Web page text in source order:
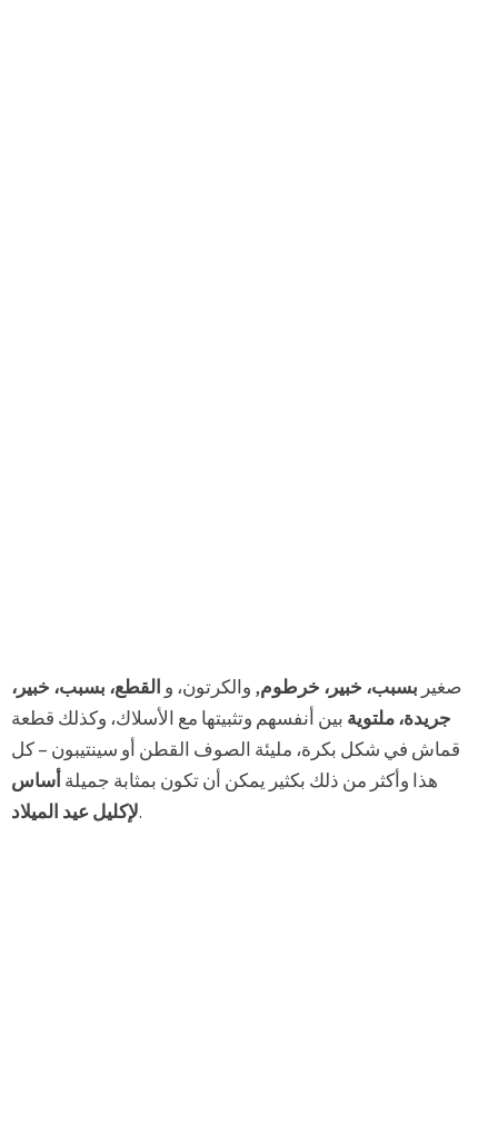
صغير بسبب، خبير، خرطوم, والكرتون، و القطع، بسبب، خبير،
جريدة، ملتوية بين أنفسهم وتثبيتها مع الأسلاك، وكذلك قطعة
قماش في شكل بكرة، مليئة الصوف القطن أو سينتيبون – كل
هذا وأكثر من ذلك بكثير يمكن أن تكون بمثابة جميلةأساس
لإكليل عيد الميلاد.